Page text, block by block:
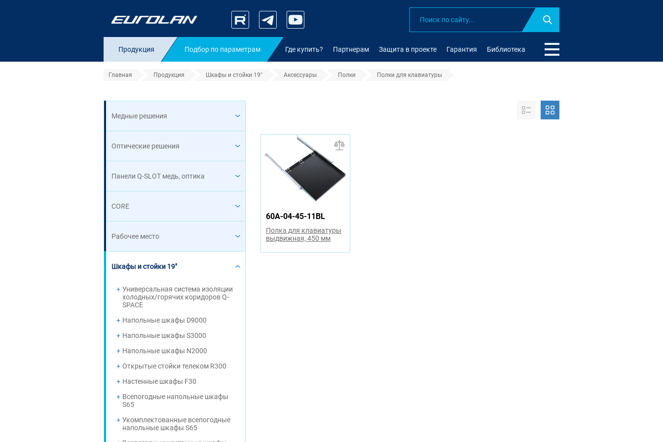
Найти
Продукция Подбор по параметрам Где купить? Партнерам Защита в проекте Гарантия Библиотека
Главная Продукция Шкафы и стойки 19" Аксессуары Полки Полки для клавиатуры
Медные решения
Оптические решения
Панели Q-SLOT медь, оптика
CORE
Рабочее место
Шкафы и стойки 19"
Универсальная система изоляции
холодных/горячих коридоров Q-
SPACE
Напольные шкафы D9000
Напольные шкафы S3000
Напольные шкафы N2000
Открытые стойки телеком R300
Настенные шкафы F30
Всепогодные напольные шкафы
S65
Укомплектованные всепогодные
напольные шкафы S65
60A-04-45-11BL
Полка для клавиатуры
выдвижная, 450 мм